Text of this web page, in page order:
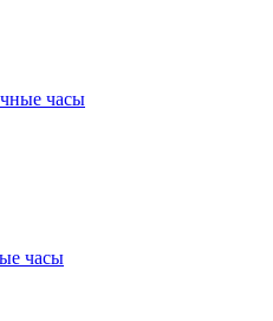
часы
часы